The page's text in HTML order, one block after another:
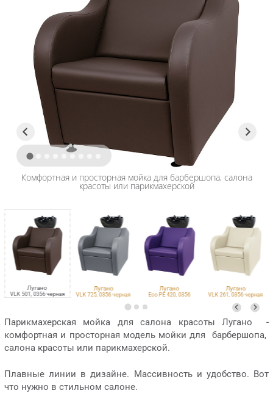
Лугано
VLK 501, 0356 черная
Лугано
VLK 725, 0356 черная
Лугано
Eco PE 420, 0356
Лугано
VLK 261, 0356 черная
Комфортная и просторная мойка для барбершопа, салона
красоты или парикмахерской
Парикмахерская мойка для салона красоты Лугано -
комфортная и просторная модель мойки для барбершопа,
салона красоты или парикмахерской.
Плавные линии в дизайне. Массивность и удобство. Вот
что нужно в стильном салоне.